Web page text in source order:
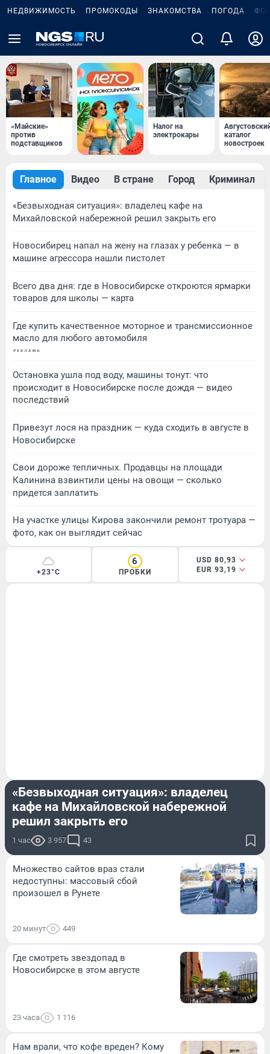
НЕДВИЖИМОСТЬ ПРОМОКОДЫ ЗНАКОМСТВА ПОГОДА
«Майские»
против
подставщиков
Налог на
электрокары
каталог
новостроек
Главное Видео В стране Город Криминал
«Безвыходная ситуация»: владелец кафе на
Михайловской набережной решил закрыть его
Новосибирец напал на жену на глазах у ребенка — в
машине агрессора нашли пистолет
Всего два дня: где в Новосибирске откроются ярмарки
товаров для школы — карта
Где купить качественное моторное и трансмиссионное
масло для любого автомобиля
Остановка ушла под воду, машины тонут: что
происходит в Новосибирске после дождя — видео
последствий
Привезут лося на праздник — куда сходить в августе в
Новосибирске
Свои дороже тепличных. Продавцы на площади
Калинина взвинтили цены на овощи — сколько
придется заплатить
На участке улицы Кирова закончили ремонт тротуара —
фото, как он выглядит сейчас
+23°C
6
ПРОБКИ
USD 80,93
EUR 93,19
«Безвыходная ситуация»: владелец
кафе на Михайловской набережной
решил закрыть его
1 час 3 957 43
Множество сайтов враз стали
недоступны: массовый сбой
произошел в Рунете
20 минут 449
Где смотреть звездопад в
Новосибирске в этом августе
23 часа 1 116
Нам врали, что кофе вреден? Кому